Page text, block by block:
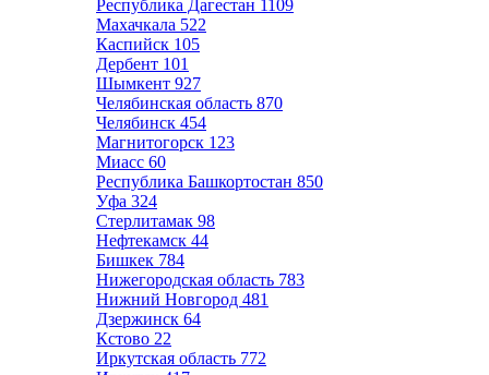
Республика Дагестан 1109
Махачкала 522
Каспийск 105
Дербент 101
Шымкент 927
Челябинская область 870
Челябинск 454
Магнитогорск 123
Миасс 60
Республика Башкортостан 850
Уфа 324
Стерлитамак 98
Нефтекамск 44
Бишкек 784
Нижегородская область 783
Нижний Новгород 481
Дзержинск 64
Кстово 22
Иркутская область 772